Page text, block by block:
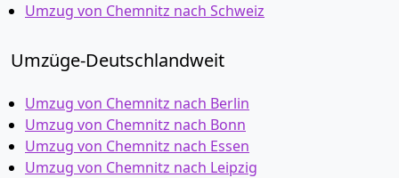
Umzug von Chemnitz nach Schweiz
Umzüge-Deutschlandweit
Umzug von Chemnitz nach Berlin
Umzug von Chemnitz nach Bonn
Umzug von Chemnitz nach Essen
Umzug von Chemnitz nach Leipzig